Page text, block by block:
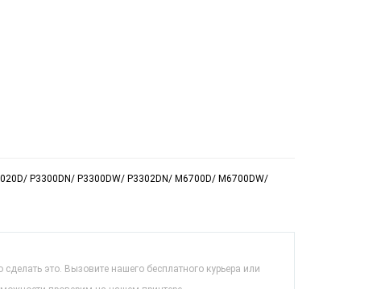
P3300DN/ P3300DW/ P3302DN/ M6700D/ M6700DW/
это. Вызовите нашего бесплатного курьера или